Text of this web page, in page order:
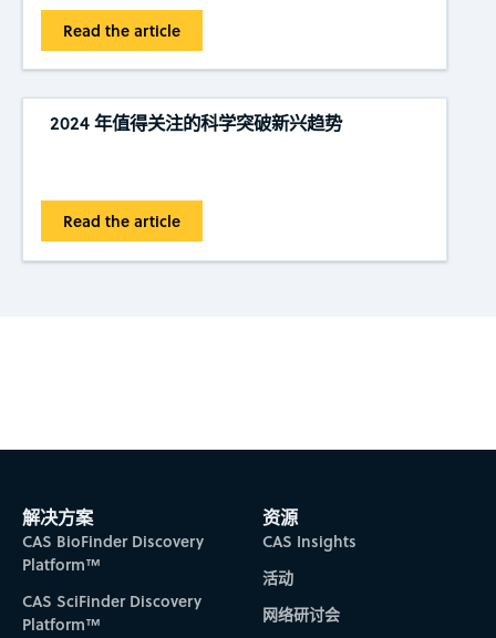
Read the article
2024 年值得关注的科学突破新兴趋势
Read the article
Subscribe to CAS Insights
解决方案
CAS BioFinder Discovery
Platform™
CAS SciFinder Discovery
Platform™
资源
CAS Insights
活动
网络研讨会